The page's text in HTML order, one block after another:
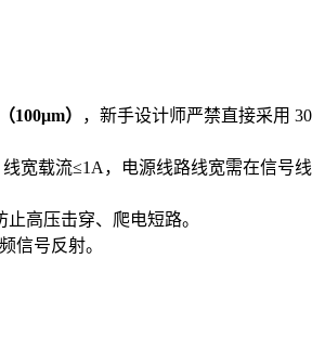
100μm）
，新手设计师严禁直接采用
线宽载流≤1A，电源线路线宽需在信号
高压击穿、爬电短路。
信号反射。